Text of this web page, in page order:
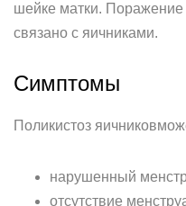
шейке матки. Поражение
связано с яичниками.
Симптомы
Поликистоз
нарушенный
отсутствие